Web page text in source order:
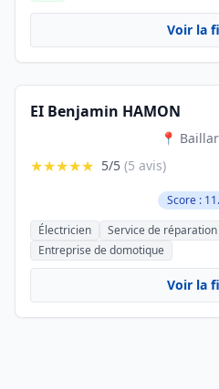
Voir la
EI Benjamin HAMON
📍
★★★★★ 5/5 (5 avis)
Score :
Électricien
Service de
Entreprise de domotique
Voir la